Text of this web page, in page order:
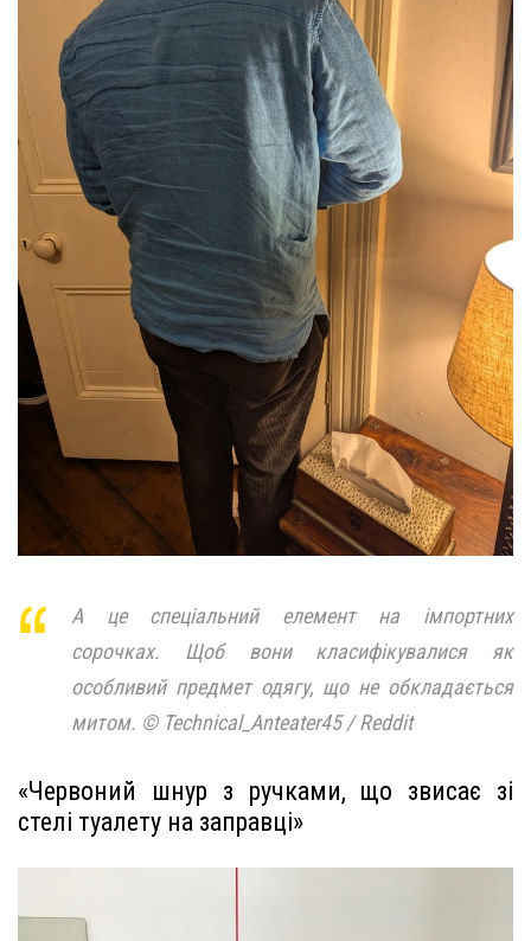
А це спеціальний елемент на імпортних
сорочках. Щоб вони класифікувалися як
особливий предмет одягу, що не обкладається
митом. © Technical_Anteater45 / Reddit
«Червоний шнур з ручками, що звисає зі
стелі туалету на заправці»